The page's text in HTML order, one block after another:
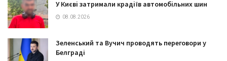
У Києві затримали крадіїв автомобільних шин
08.08.2026
Зеленський та Вучич проводять переговори у
Белграді